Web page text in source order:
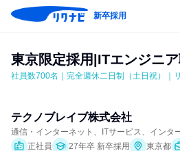
新卒採用
東京限定採用|ITエンジニ
社員数700名｜完全週休二日制（土日祝）｜
テクノブレイブ株式会社
通信・インターネット、ITサービス、インタ
正社員
27年卒 新卒採用 東京都